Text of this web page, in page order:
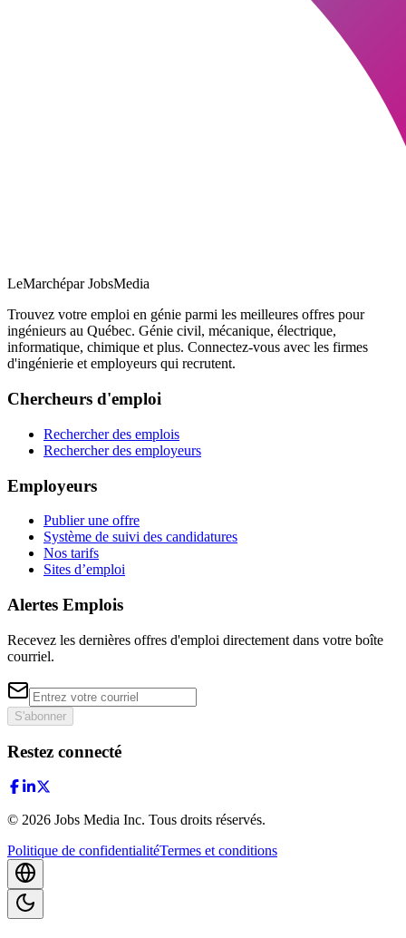
LeMarchépar JobsMedia
Trouvez votre emploi en génie parmi les meilleures offres pour
ingénieurs au Québec. Génie civil, mécanique, électrique,
informatique, chimique et plus. Connectez-vous avec les firmes
d'ingénierie et employeurs qui recrutent.
Chercheurs d'emploi
Rechercher des emplois
Rechercher des employeurs
Employeurs
Publier une offre
Système de suivi des candidatures
Nos tarifs
Sites d’emploi
Alertes Emplois
Recevez les dernières offres d'emploi directement dans votre boîte
courriel.
S'abonner
Restez connecté
© 2026 Jobs Media Inc. Tous droits réservés.
Politique de confidentialitéTermes et conditions